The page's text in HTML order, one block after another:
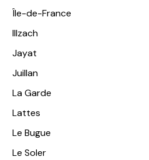
Île-de-France
Illzach
Jayat
Juillan
La Garde
Lattes
Le Bugue
Le Soler